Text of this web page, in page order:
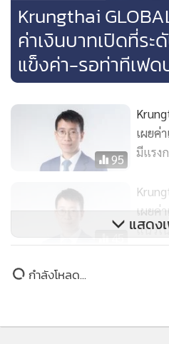
บอนด์ 10 ปี สหรัฐฯ มากขึ้น (รว
ศอื่นๆ) ท่ามกลางมุมมองของผู้เล่
การขึ้นดอกเบี้ยของบรรดาธนาค
ซึ่งมุมมองดังกล่าวได้ส่งผลให้บอน
สหรัฐฯ อาจยังคงแกว่งตัว
ลด์ 10 ปี สหรัฐฯ จะกลับมาปรับตั
จับตา Dot Plot ใหม่ของเฟดในก
ทางด้านตลาดค่าเงิน เงินดอลลา
สกุลเงินหลัก ตามแรงขายทำกำไ
เล่นในตลาดจะรับรู้ผลการประชุ
ตัวลงบ้าง ทำให้โดยรวมดัชนีเงินด
การย่อตัวลงบ้างของทั้งบอนด์ยิล
Krungthai
ค่าเงินบาทเปิดที่ระ
แข็งค่า-รอท่าทีเฟด
95
เผยค่
มีแรง
45
เผยค่
แนวโ
แสดง
ข่าวในหมวดล่าสุด
1
ไทย